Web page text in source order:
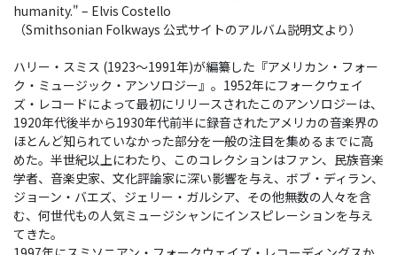
humanity." – Elvis Costello
（Smithsonian Folkways 公式サイトのアルバム説明文より）
ハリー・スミス (1923～1991年)が編纂した『アメリカン・フォー
ク・ミュージック・アンソロジー』。1952年にフォークウェイ
ズ・レコードによって最初にリリースされたこのアンソロジーは、
1920年代後半から1930年代前半に録音されたアメリカの音楽界の
ほとんど知られていなかった部分を一般の注目を集めるまでに高
めた。半世紀以上にわたり、このコレクションはファン、民族音楽
学者、音楽史家、文化評論家に深い影響を与え、ボブ・ディラン、
ジョーン・バエズ、ジェリー・ガルシア、その他無数の人々を含
む、何世代もの人気ミュージシャンにインスピレーションを与え
てきた。